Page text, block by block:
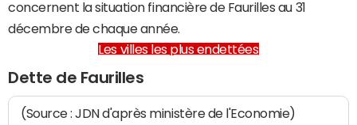
concernent la situation financière de Faurilles au 31
décembre de chaque année.
Les villes les plus endettées
Dette de Faurilles
(Source : JDN d'après ministère de l'Economie)